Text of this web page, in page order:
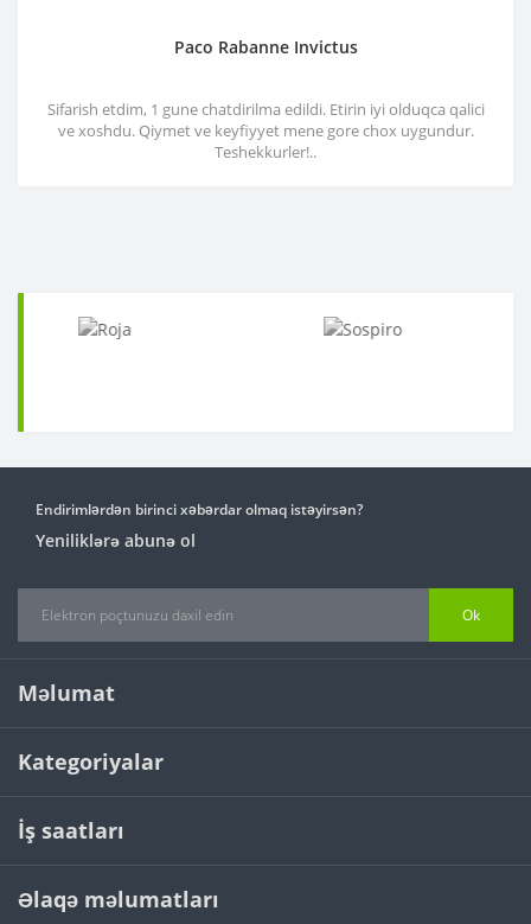
Paco Rabanne Invictus
Sifarish etdim, 1 gune chatdirilma edildi. Etirin iyi olduqca qalici
ve xoshdu. Qiymet ve keyfiyyet mene gore chox uygundur.
Teshekkurler!..
Endirimlərdən birinci xəbərdar olmaq istəyirsən?
Yeniliklərə abunə ol
Ok
Məlumat
Kategoriyalar
İş saatları
Əlaqə məlumatları